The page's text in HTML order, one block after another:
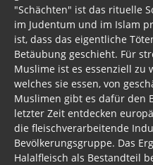
im Judentum und im Islam
ist, dass das eigentliche
Betäubung geschieht. Für
Muslime ist es essenziell zu
welches sie essen, von
Muslimen gibt es dafür den
letzter Zeit entdecken
die fleischverarbeitende
Bevölkerungsgruppe. Das
Halalfleisch als Bestandteil
jedoch nicht überall auf